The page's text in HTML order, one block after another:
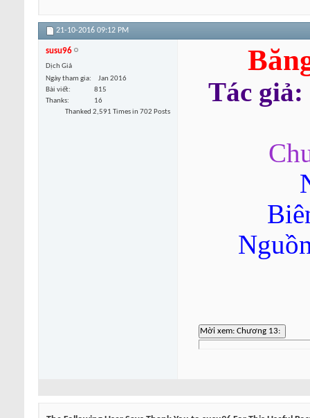
21-10-2016 09:12 PM
susu96
Dịch Giả
Ngày tham gia
Jan 2016
Bài viết
815
Thanks
16
Thanked 2,591 Times in 702 Posts
Tác